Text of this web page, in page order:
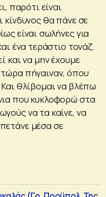
παρότι είναι
κίνδυνος θα πάνε σε
είναι σωλήνες για
ένα τεράστιο τονάζ.
και να μην έχουμε
πήγαιναν, όπου
θλίβομαι να βλέπω
που κυκλοφορώ στα
να τα καίνε, να
μέσα σε